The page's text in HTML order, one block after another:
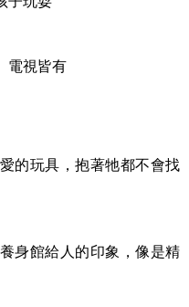
電視皆有
的玩具，抱著牠都不會找
身館給人的印象，像是精